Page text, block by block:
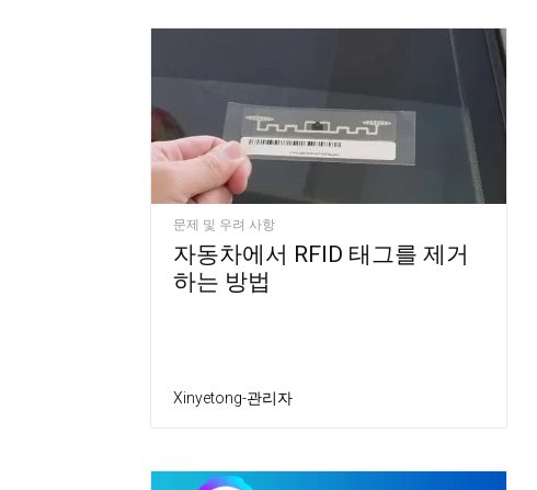
문제 및 우려 사항
자동차에서 RFID 태그를 제거
하는 방법
Xinyetong-관리자